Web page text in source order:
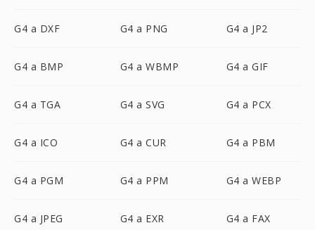
G4 a DXF G4 a PNG G4 a JP2
G4 a BMP G4 a WBMP G4 a GIF
G4 a TGA G4 a SVG G4 a PCX
G4 a ICO G4 a CUR G4 a PBM
G4 a PGM G4 a PPM G4 a WEBP
G4 a JPEG G4 a EXR G4 a FAX